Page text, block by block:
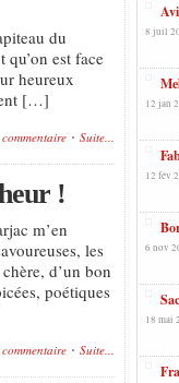
du
est face
heureux
[…]
commentaire Suite...
!
m’en
les
d’un bon
poétiques
Suite...
8 juil
12 jan
12 fév
6 nov
18 mai